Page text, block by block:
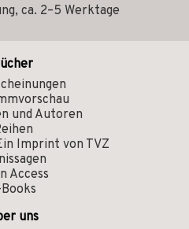
ca. 2–5 Werktage
und Autoren
Imprint von TVZ
Access
uns